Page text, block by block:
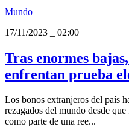
Mundo
17/11/2023
02:00
Tras enormes
enfrentan prueba
Los bonos extranjeros del país
rezagados del mundo desde
como parte de una ree...